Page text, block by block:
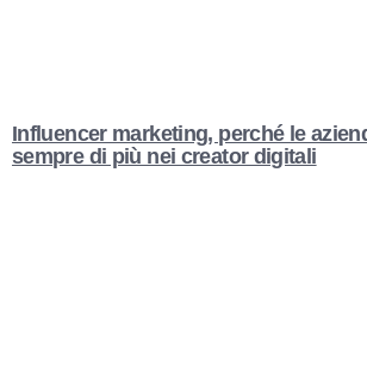
Influencer marketing, perché le
sempre di più nei creator digitali